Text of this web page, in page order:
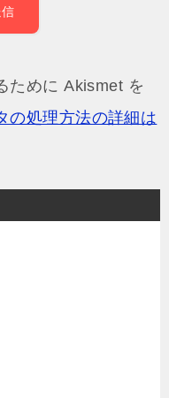
ために Akismet を
の処理方法の詳細は